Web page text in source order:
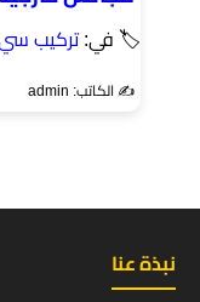
🏷 في:تركيب
✍️ الكاتب: admin
نبذة عنا